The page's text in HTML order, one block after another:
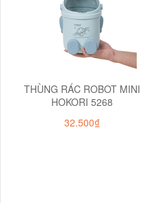
THÙNG RÁC ROBOT MINI
HOKORI 5268
32.500₫